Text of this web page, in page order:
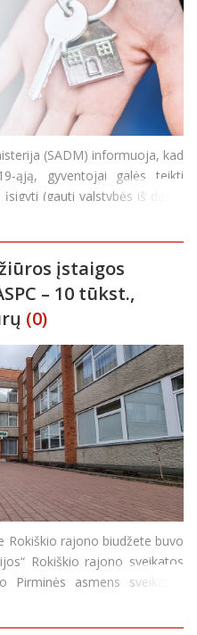
(SADM) informuoja, kad
ąją, gyventojai galės teikti
(gauti valstybės iš dalies
subsidiją). Prašymus bus
įstaigos
– 10 tūkst.,
(0)
Rokiškio rajono biudžete buvo
Rokiškio rajono sveikatos
asmens sveikatos
rajono ligoninė. Biud